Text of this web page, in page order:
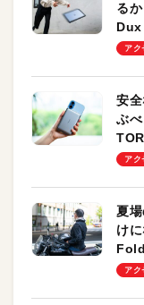
る
Dux
のアク
安
ぶべ
ーも
アク
夏
け
却アク